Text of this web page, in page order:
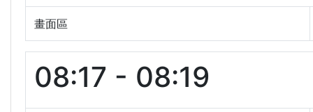
畫面區
08:17 - 08:19